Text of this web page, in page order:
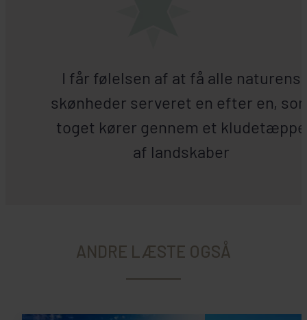
I får følelsen af at få alle naturens
skønheder serveret en efter en,
toget kører gennem et kludetæppe
af landskaber
ANDRE LÆSTE OGSÅ